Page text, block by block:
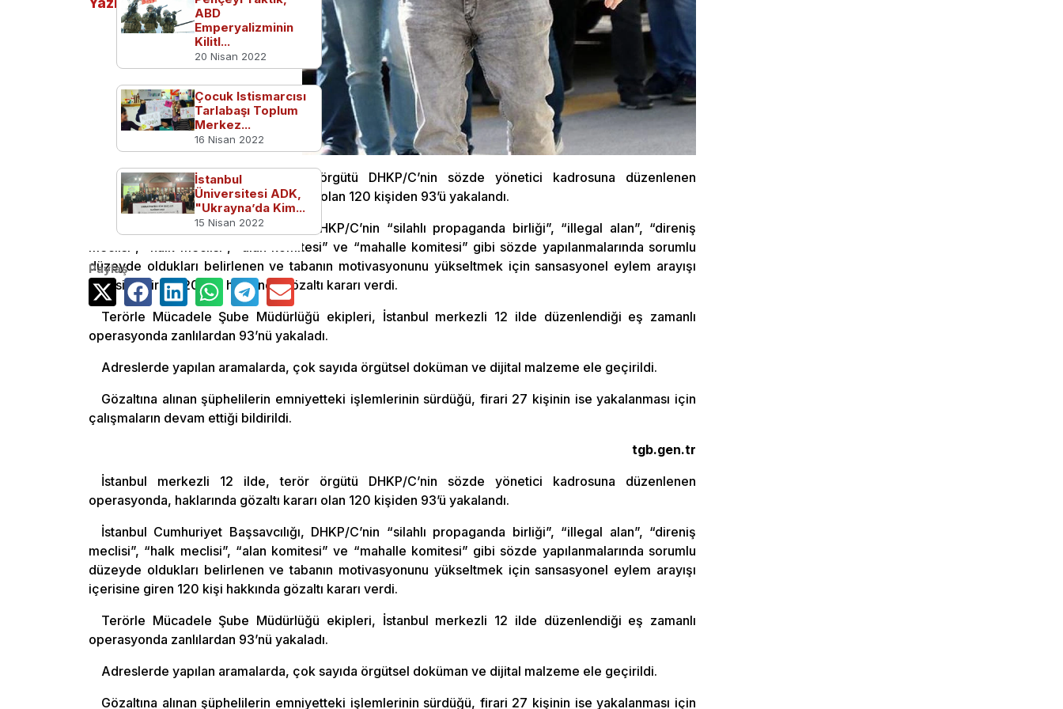
İstanbul merkezli 12 ilde, terör örgütü DHKP/C’nin sözde yönetici kadrosuna düzenlenen
operasyonda, haklarında gözaltı kararı olan 120 kişiden 93’ü yakalandı.
İstanbul Cumhuriyet Başsavcılığı, DHKP/C’nin “silahlı propaganda birliği”, “illegal alan”, “direniş
meclisi”, “halk meclisi”, “alan komitesi” ve “mahalle komitesi” gibi sözde yapılanmalarında sorumlu
düzeyde oldukları belirlenen ve tabanın motivasyonunu yükseltmek için sansasyonel eylem arayışı
içerisine giren 120 kişi hakkında gözaltı kararı verdi.
Terörle Mücadele Şube Müdürlüğü ekipleri, İstanbul merkezli 12 ilde düzenlendiği eş zamanlı
operasyonda zanlılardan 93’nü yakaladı.
Adreslerde yapılan aramalarda, çok sayıda örgütsel doküman ve dijital malzeme ele geçirildi.
Gözaltına alınan şüphelilerin emniyetteki işlemlerinin sürdüğü, firari 27 kişinin ise yakalanması için
çalışmaların devam ettiği bildirildi.
tgb.gen.tr
İstanbul merkezli 12 ilde, terör örgütü DHKP/C’nin sözde yönetici kadrosuna düzenlenen
operasyonda, haklarında gözaltı kararı olan 120 kişiden 93’ü yakalandı.
İstanbul Cumhuriyet Başsavcılığı, DHKP/C’nin “silahlı propaganda birliği”, “illegal alan”, “direniş
meclisi”, “halk meclisi”, “alan komitesi” ve “mahalle komitesi” gibi sözde yapılanmalarında sorumlu
düzeyde oldukları belirlenen ve tabanın motivasyonunu yükseltmek için sansasyonel eylem arayışı
içerisine giren 120 kişi hakkında gözaltı kararı verdi.
Terörle Mücadele Şube Müdürlüğü ekipleri, İstanbul merkezli 12 ilde düzenlendiği eş zamanlı
operasyonda zanlılardan 93’nü yakaladı.
Adreslerde yapılan aramalarda, çok sayıda örgütsel doküman ve dijital malzeme ele geçirildi.
Gözaltına alınan şüphelilerin emniyetteki işlemlerinin sürdüğü, firari 27 kişinin ise yakalanması için
Yazılar
ABD
Emperyalizminin
Kilitl...
20 Nisan 2022
Çocuk Istismarcısı
Tarlabaşı Toplum
Merkez...
16 Nisan 2022
İstanbul
Üniversitesi ADK,
"Ukrayna’da Kim...
15 Nisan 2022
Paylaş